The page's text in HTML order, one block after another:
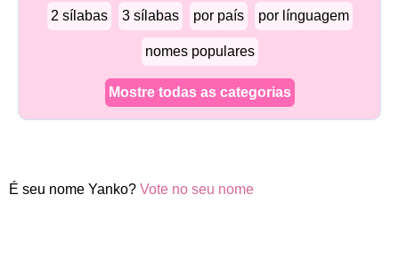
2 sílabas 3 sílabas por país por línguagem
nomes populares
Mostre todas as categorias
É seu nome Yanko? Vote no seu nome